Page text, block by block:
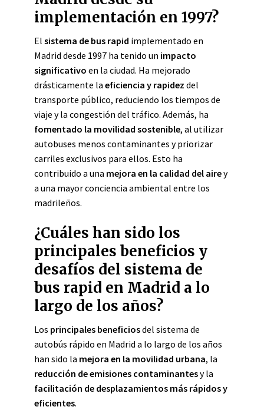
implementación en 1997?
El sistema de bus rapid implementado en
Madrid desde 1997 ha tenido un impacto
significativo en la ciudad. Ha mejorado
drásticamente la eficiencia y rapidez del
transporte público, reduciendo los tiempos de
viaje y la congestión del tráfico. Además, ha
fomentado la movilidad sostenible, al utilizar
autobuses menos contaminantes y priorizar
carriles exclusivos para ellos. Esto ha
contribuido a una mejora en la calidad del airey
a una mayor conciencia ambiental entre los
madrileños.
¿Cuáles han sido los
principales beneficios y
desafíos del sistema de
bus rapid en Madrid a lo
largo de los años?
Los principales beneficiosdel sistema de
autobús rápido en Madrid a lo largo de los años
han sido la mejora en la movilidad urbana, la
reducción de emisiones contaminantesy la
facilitación de desplazamientos más rápidos y
eficientes.